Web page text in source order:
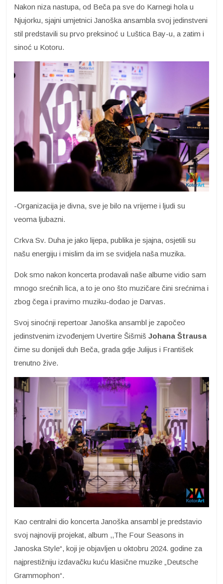
Nakon niza nastupa, od Beča pa sve do Karnegi hola u
Njujorku, sjajni umjetnici Janoška ansambla svoj jedinstveni
stil predstavili su prvo preksinoć u Luštica Bay-u, a zatim i
sinoć u Kotoru.
-Organizacija je divna, sve je bilo na vrijeme i ljudi su
veoma ljubazni.
Crkva Sv. Duha je jako lijepa, publika je sjajna, osjetili su
našu energiju i mislim da im se svidjela naša muzika.
Dok smo nakon koncerta prodavali naše albume vidio sam
mnogo srećnih lica, a to je ono što muzičare čini srećnima i
zbog čega i pravimo muziku-dodao je Darvas.
Svoj sinoćnji repertoar Janoška ansambl je započeo
jedinstvenim izvođenjem Uvertire Šišmiš Johana Štrausa
čime su donijeli duh Beča, grada gdje Julijus i František
trenutno žive.
Kao centralni dio koncerta Janoška ansambl je predstavio
svoj najnoviji projekat, album ,,The Four Seasons in
Janoska Style“, koji je objavljen u oktobru 2024. godine za
najprestižniju izdavačku kuću klasične muzike „Deutsche
Grammophon“.